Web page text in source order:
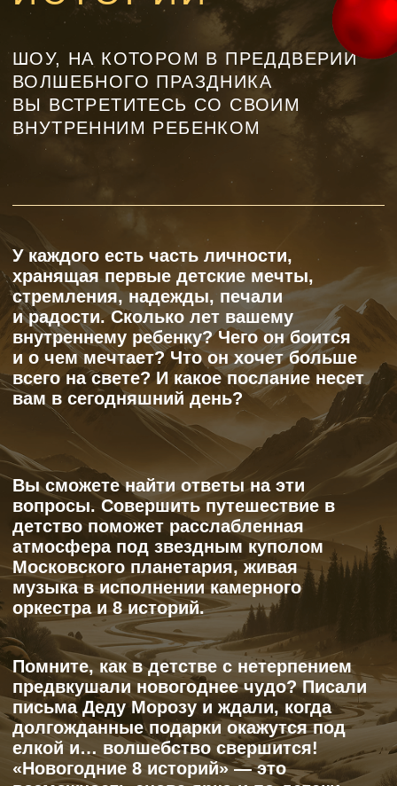
Помните, как в детстве с нетерпением
елкой и… волшебство свершится!
«Новогодние 8 историй» — это
возможность снова ярко и по-детски
ощутить наступление Нового года,
сбросить накопившееся напряжение,
усталость и подарить себе чистую
радость.
Вы сможете найти ответы на эти
вопросы. Совершить путешествие в
детство поможет расслабленная
атмосфера под звездным куполом
Московского планетария, живая
музыка в исполнении камерного
оркестра и 8 историй.
ВЕРНИТЕСЬ
В ДЕТСТВО, ЧТОБЫ
НАЙТИ СОКРОВИЩА
Оно навсегда остается с нами,
формирует личность человека.
Именно в детстве закладываются
внутренние опоры, смыслы,
ценности, с которыми мы идем
дальше по жизни. Первые страхи,
печали, тревоги тоже накладывают
свой отпечаток. Осознать
их и прожить — значит обрести
внутреннюю свободу.